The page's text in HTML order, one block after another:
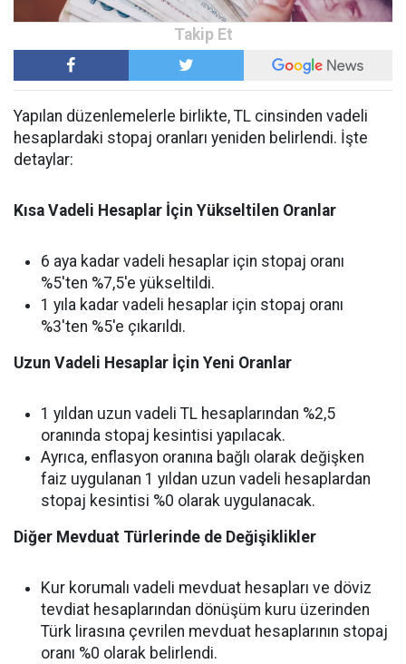
Yapılan düzenlemelerle birlikte, TL cinsinden vadeli
hesaplardaki stopaj oranları yeniden belirlendi. İşte
detaylar:
Kısa Vadeli Hesaplar İçin Yükseltilen Oranlar
6 aya kadar vadeli hesaplar için stopaj oranı
%5'ten %7,5'e yükseltildi.
1 yıla kadar vadeli hesaplar için stopaj oranı
%3'ten %5'e çıkarıldı.
Uzun Vadeli Hesaplar İçin Yeni Oranlar
1 yıldan uzun vadeli TL hesaplarından %2,5
oranında stopaj kesintisi yapılacak.
Ayrıca, enflasyon oranına bağlı olarak değişken
faiz uygulanan 1 yıldan uzun vadeli hesaplardan
stopaj kesintisi %0 olarak uygulanacak.
Diğer Mevduat Türlerinde de Değişiklikler
Kur korumalı vadeli mevduat hesapları ve döviz
tevdiat hesaplarından dönüşüm kuru üzerinden
Türk lirasına çevrilen mevduat hesaplarının stopaj
oranı %0 olarak belirlendi.